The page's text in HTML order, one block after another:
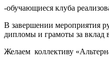
-обучающиеся клуба
В завершении мероприятия
дипломы и грамоты за вклад
Желаем коллективу